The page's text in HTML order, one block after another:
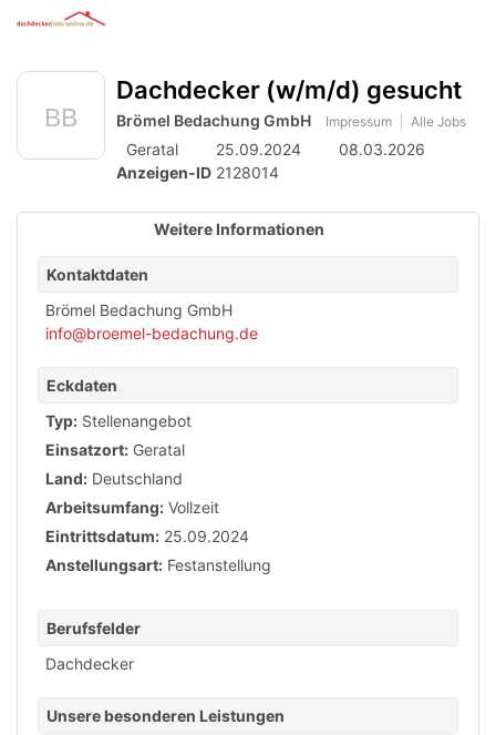
Accessibility
Navigation
Inhalt
von
mobilem
Endgerät
Dachdecker (w/m/d) gesucht
Brömel Bedachung GmbH Impressum Alle Jobs
Geratal 25.09.2024
08.03.2026
Anzeigen-ID 2128014
Weitere Informationen
Kontaktdaten
Brömel Bedachung GmbH
info@broemel-bedachung.de
Eckdaten
Typ: Stellenangebot
Einsatzort: Geratal
Land: Deutschland
Arbeitsumfang: Vollzeit
Eintrittsdatum: 25.09.2024
Anstellungsart: Festanstellung
Berufsfelder
Dachdecker
Unsere besonderen Leistungen